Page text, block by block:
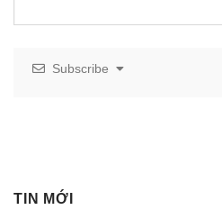
Subscribe
TIN MỚI